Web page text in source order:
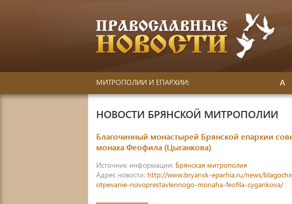
МИТРОПОЛИИ И ЕПАРХИИ: А
НОВОСТИ БРЯНСКОЙ МИТРОПОЛИИ
Благочинный монастырей Брянской епархии
монаха Феофила (Цыганкова)
Источник информации: Брянская митрополия
Адрес новости: http://www.bryansk-eparhia.ru/news/
otpevanie-novoprestavlennogo-monaha-feofila-cygankova/